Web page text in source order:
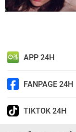
APP 24H
FANPAGE 24H
TIKTOK 24H